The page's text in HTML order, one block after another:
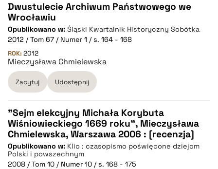
CZYSTY TEKST
pobierz cytat
BIBTEX
pobierz cytat
Dwustulecie Archiwum Państwowego we
Wrocławiu
Opublikowano w: Śląski Kwartalnik Historyczny Sobótka
2012 / Tom 67 / Numer 1 / s. 164 - 168
ROK: 2012
Mieczysława Chmielewska
Zacytuj Udostępnij
CZYSTY TEKST
pobierz cytat
"Sejm elekcyjny Michała Korybuta
Wiśniowieckiego 1669 roku", Mieczysława
Chmielewska, Warszawa 2006 : [recenzja]
Opublikowano w: Klio : czasopismo poświęcone dziejom
Polski i powszechnym
2008 / Tom 10 / Numer 10 / s. 168 - 175